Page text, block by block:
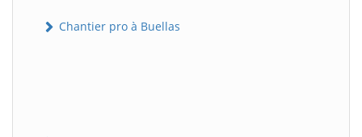
Chantier pro à Buellas